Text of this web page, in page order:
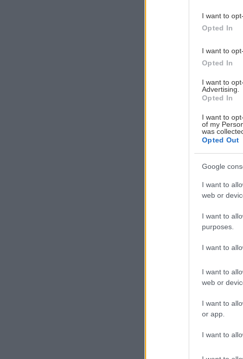
I want to
Opted In
I want to
Opted In
I want to
Advertising.
Opted In
I want to
of my
was
Opted Out
Google
I want to
web or
I want to
purposes.
I want to
I want to
web or
I want to
or app.
I want to
Τ
ρεις
το
πολυδιάστατη
στόχο την